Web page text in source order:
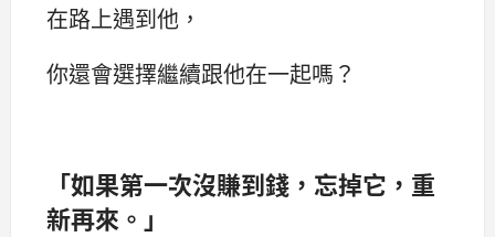
在路上遇到他，
你還會選擇繼續跟他在一起嗎？
「如果第一次沒賺到錢，忘掉它，重
新再來。」